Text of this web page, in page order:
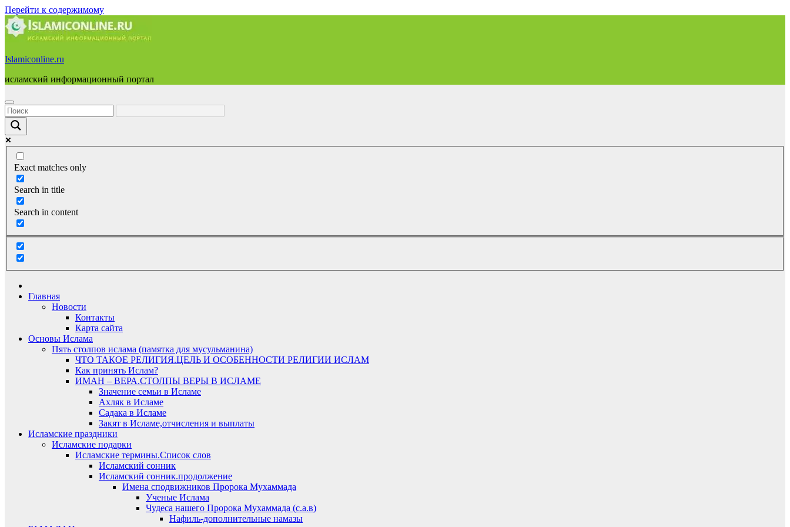
Перейти к содержимому
Islamiconline.ru
исламский информационный портал
Exact matches only
Search in title
Search in content
Главная
Новости
Контакты
Карта сайта
Основы Ислама
Пять столпов ислама (памятка для мусульманина)
ЧТО ТАКОЕ РЕЛИГИЯ.ЦЕЛЬ И ОСОБЕННОСТИ РЕЛИГИИ ИСЛАМ
Как принять Ислам?
ИМАН – ВЕРА.СТОЛПЫ ВЕРЫ В ИСЛАМЕ
Значение семьи в Исламе
Ахляк в Исламе
Садака в Исламе
Закят в Исламе,отчисления и выплаты
Исламские праздники
Исламские подарки
Исламские термины.Список слов
Исламский сонник
Исламский сонник.продолжение
Имена сподвижников Пророка Мухаммада
Ученые Ислама
Чудеса нашего Пророка Мухаммада (с.а.в)
Нафиль-дополнительные намазы